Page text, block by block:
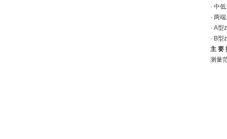
· 中
· 两
· A型
· B型
主 要
测量
输
直
重
工
温
零